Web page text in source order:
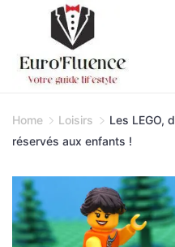
content
Home Loisirs
Les LEGO,
réservés aux enfants !